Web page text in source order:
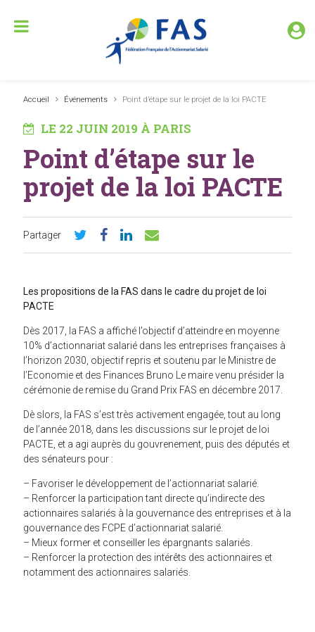
Accueil Événements Point d’étape sur le projet de la loi PACTE
LE 22 JUIN 2019 À PARIS
Point d’étape sur le
projet de la loi PACTE
Partager
Les propositions de la FAS dans le cadre du projet de loi
PACTE
Dès 2017, la FAS a affiché l’objectif d’atteindre en moyenne
10% d’actionnariat salarié dans les entreprises françaises à
l’horizon 2030, objectif repris et soutenu par le Ministre de
l’Economie et des Finances Bruno Le maire venu présider la
cérémonie de remise du Grand Prix FAS en décembre 2017.
Dè slors, la FAS s’est très activement engagée, tout au long
de l’année 2018, dans les discussions sur le projet de loi
PACTE, et a agi auprès du gouvrenement, puis des députés et
des sénateurs pour :
– Favoriser le développement de l’actionnariat salarié.
– Renforcer la participation tant directe qu’indirecte des
actionnaires salariés à la gouvernance des entreprises et à la
gouvernance des FCPE d’actionnariat salarié.
– Mieux former et conseiller les épargnants salariés.
– Renforcer la protection des intérêts des actionnaires et
notamment des actionnaires salariés.